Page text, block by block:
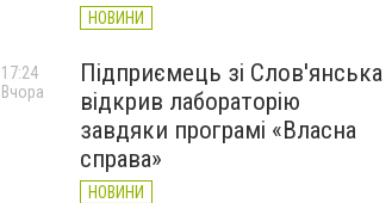
НОВИНИ
Підприємець зі Слов'янська
відкрив лабораторію
завдяки програмі «Власна
справа»
НОВИНИ
17:24
Вчора